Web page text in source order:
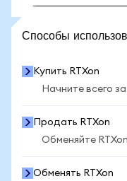
Способы
Купить RTXon
Начните всего
Продать RTXon
Обменяйте
Обменять RTXon